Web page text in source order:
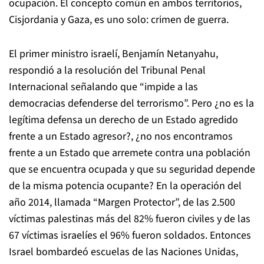
ocupación. El concepto común en ambos territorios,
Cisjordania y Gaza, es uno solo: crimen de guerra.
El primer ministro israelí, Benjamín Netanyahu,
respondió a la resolución del Tribunal Penal
Internacional señalando que “impide a las
democracias defenderse del terrorismo”. Pero ¿no es la
legítima defensa un derecho de un Estado agredido
frente a un Estado agresor?, ¿no nos encontramos
frente a un Estado que arremete contra una población
que se encuentra ocupada y que su seguridad depende
de la misma potencia ocupante? En la operación del
año 2014, llamada “Margen Protector”, de las 2.500
víctimas palestinas más del 82% fueron civiles y de las
67 víctimas israelíes el 96% fueron soldados. Entonces
Israel bombardeó escuelas de las Naciones Unidas,